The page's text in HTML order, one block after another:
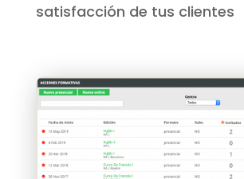
satisfacción de tus clientes